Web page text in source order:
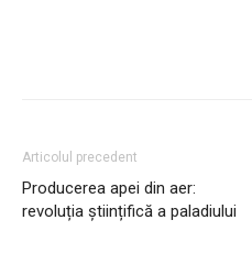
Articolul precedent
Producerea apei din aer:
revoluția științifică a paladiului